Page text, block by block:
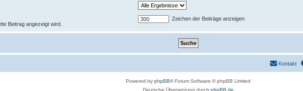
Beitrag angezeigt wird.
Zeichen der Beiträge anzeigen
Kontakt
Powered by phpBB® Forum Software © phpBB Limited
Deutsche Übersetzung durch phpBB.de